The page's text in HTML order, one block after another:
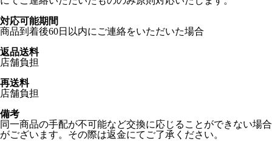
対応可能期間
商品到着後60日以内にご連絡をいただいた場合
返品送料
店舗負担
再送料
店舗負担
備考
同一商品の手配が不可能など交換に応じることができない場合
がございます。その際は返金にてご了承ください。